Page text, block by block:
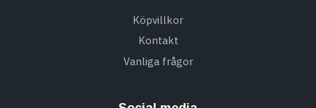
Köpvillkor
Kontakt
Vanliga frågor